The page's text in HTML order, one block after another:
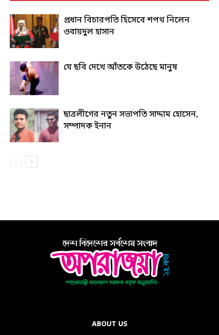
প্রধান বিচারপতি হিসেবে শপথ নিলেন
ওবায়দুল হাসান
যে ছবি দেখে আঁতকে উঠেছে মানুষ
ছাত্রলীগের নতুন সভাপতি সাদ্দাম হোসেন,
সম্পাদক ইনান
ABOUT US